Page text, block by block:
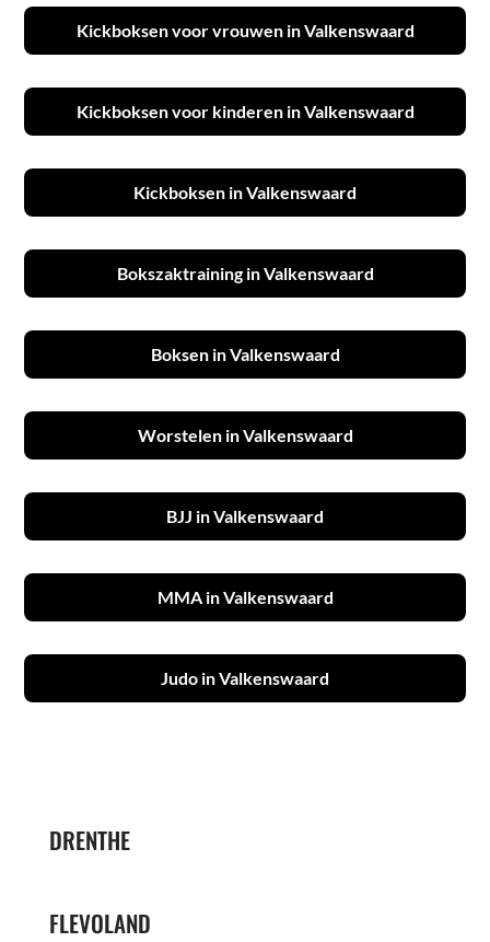
Kickboksen voor vrouwen in Valkenswaard
Kickboksen voor kinderen in Valkenswaard
Kickboksen in Valkenswaard
Bokszaktraining in Valkenswaard
Boksen in Valkenswaard
Worstelen in Valkenswaard
BJJ in Valkenswaard
MMA in Valkenswaard
Judo in Valkenswaard
DRENTHE
FLEVOLAND